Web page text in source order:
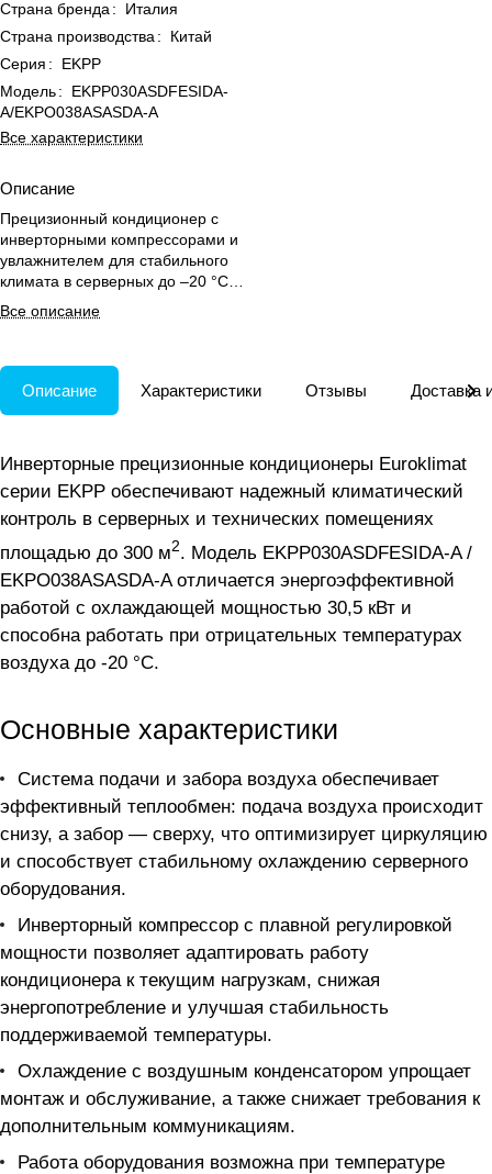
Страна бренда :
Италия
Страна производства :
Китай
Серия :
EKPP
Модель:
EKPP030ASDFESIDA-
A/EKPO038ASASDA-A
Все характеристики
Описание
Прецизионный кондиционер с
инверторными компрессорами и
увлажнителем для стабильного
климата в серверных до –20 °C с
подачей воздуха снизу.
Все описание
Описание Характеристики Отзывы Доставка
Инверторные прецизионные кондиционеры Euroklimat
серии EKPP обеспечивают надежный климатический
контроль в серверных и технических помещениях
площадью до 300 м2. Модель EKPP030ASDFESIDA-A /
EKPO038ASASDA-A отличается энергоэффективной
работой с охлаждающей мощностью 30,5 кВт и
способна работать при отрицательных температурах
воздуха до -20 °C.
Основные характеристики
Система подачи и забора воздуха обеспечивает
эффективный теплообмен: подача воздуха происходит
снизу, а забор — сверху, что оптимизирует циркуляцию
и способствует стабильному охлаждению серверного
оборудования.
Инверторный компрессор с плавной регулировкой
мощности позволяет адаптировать работу
кондиционера к текущим нагрузкам, снижая
энергопотребление и улучшая стабильность
поддерживаемой температуры.
Охлаждение с воздушным конденсатором упрощает
монтаж и обслуживание, а также снижает требования к
дополнительным коммуникациям.
Работа оборудования возможна при температуре